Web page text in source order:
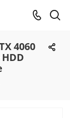
4060